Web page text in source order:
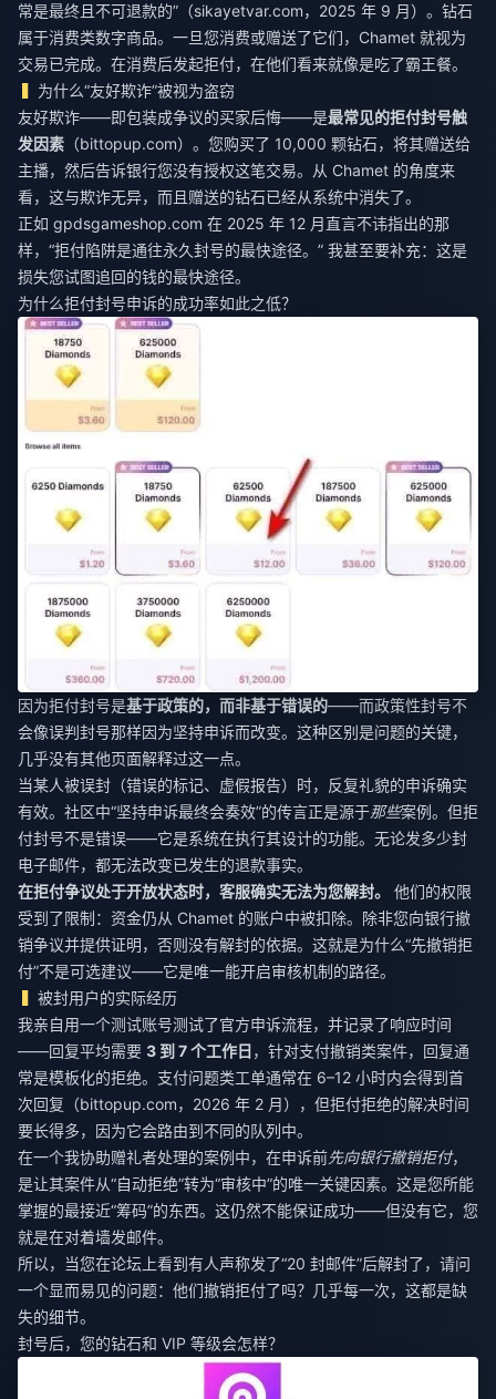
常是最终且不可退款的”（sikayetvar.com，2025 年 9 月）。钻石
属于消费类数字商品。一旦您消费或赠送了它们，Chamet 就视为
交易已完成。在消费后发起拒付，在他们看来就像是吃了霸王餐。
为什么“友好欺诈”被视为盗窃
友好欺诈——即包装成争议的买家后悔——是最常见的拒付封号触
发因素 （bittopup.com）。您购买了 10,000 颗钻石，将其赠送给
主播，然后告诉银行您没有授权这笔交易。从 Chamet 的角度来
看，这与欺诈无异，而且赠送的钻石已经从系统中消失了。
正如 gpdsgameshop.com 在 2025 年 12 月直言不讳指出的那
样，“拒付陷阱是通往永久封号的最快途径。” 我甚至要补充：这是
损失您试图追回的钱的最快途径。
为什么拒付封号申诉的成功率如此之低？
因为拒付封号是基于政策的，而非基于错误的——而政策性封号不
会像误判封号那样因为坚持申诉而改变。这种区别是问题的关键，
几乎没有其他页面解释过这一点。
当某人被误封（错误的标记、虚假报告）时，反复礼貌的申诉确实
有效。社区中“坚持申诉最终会奏效”的传言正是源于那些案例。但拒
付封号不是错误——它是系统在执行其设计的功能。无论发多少封
电子邮件，都无法改变已发生的退款事实。
在拒付争议处于开放状态时，客服确实无法为您解封。
他们的权限
受到了限制：资金仍从 Chamet 的账户中被扣除。除非您向银行撤
销争议并提供证明，否则没有解封的依据。这就是为什么“先撤销拒
付”不是可选建议——它是唯一能开启审核机制的路径。
被封用户的实际经历
我亲自用一个测试账号测试了官方申诉流程，并记录了响应时间
——回复平均需要 3 到 7 个工作日 ，针对支付撤销类案件，回复通
常是模板化的拒绝。支付问题类工单通常在 6–12 小时内会得到首
次回复（bittopup.com，2026 年 2 月），但拒付拒绝的解决时间
要长得多，因为它会路由到不同的队列中。
在一个我协助赠礼者处理的案例中，在申诉前先向银行撤销拒付，
是让其案件从“自动拒绝”转为“审核中”的唯一关键因素。这是您所能
掌握的最接近“筹码”的东西。这仍然不能保证成功——但没有它，您
就是在对着墙发邮件。
所以，当您在论坛上看到有人声称发了“20 封邮件”后解封了，请问
一个显而易见的问题：他们撤销拒付了吗？几乎每一次，这都是缺
失的细节。
封号后，您的钻石和 VIP 等级会怎样？